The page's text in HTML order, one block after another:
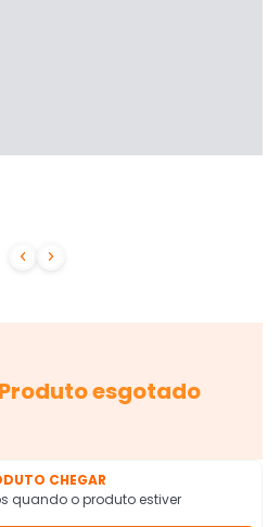
 
esgotado
CHEGAR
quando o produto estiver